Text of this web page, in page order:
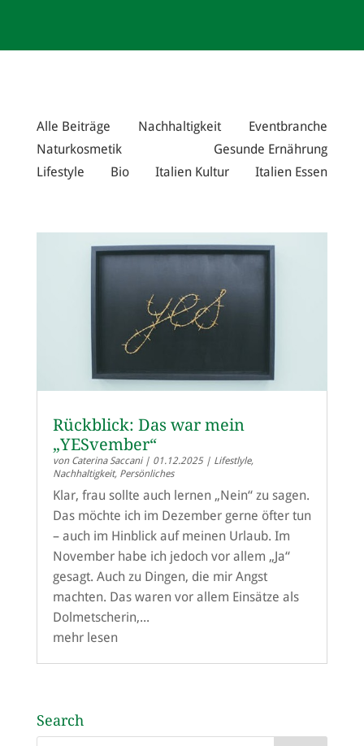
Alle Beiträge Nachhaltigkeit
Eventbranche
Naturkosmetik
Gesunde Ernährung
Lifestyle
Bio Italien Kultur Italien Essen
Rückblick: Das war mein
„YESvember“
von Caterina Saccani| 01.12.2025| Lifestlyle,
Nachhaltigkeit, Persönliches
Klar, frau sollte auch lernen „Nein“ zu sagen.
Das möchte ich im Dezember gerne öfter tun
– auch im Hinblick auf meinen Urlaub. Im
November habe ich jedoch vor allem „Ja“
gesagt. Auch zu Dingen, die mir Angst
machten. Das waren vor allem Einsätze als
Dolmetscherin,...
mehr lesen
Search